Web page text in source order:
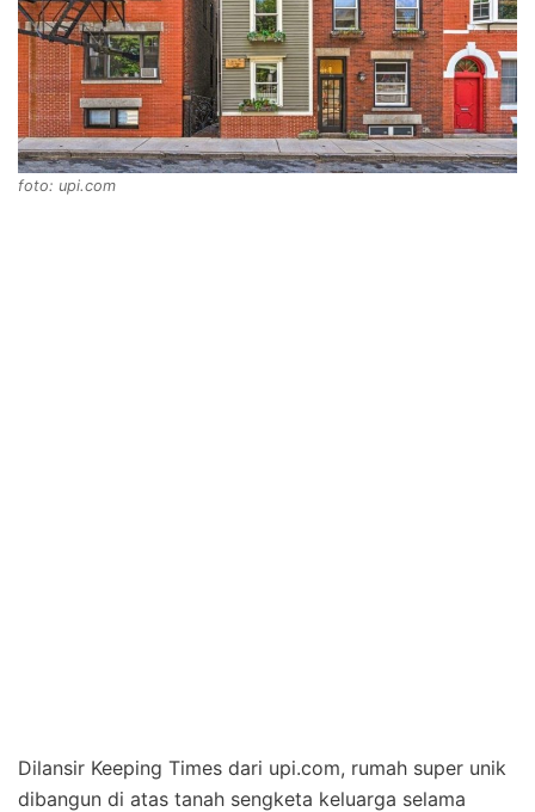
foto: upi.com
Dilansir Keeping Times dari upi.com, rumah super unik
dibangun di atas tanah sengketa keluarga selama